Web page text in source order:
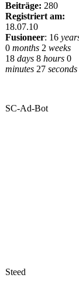
Beiträge: 280
Registriert am:
18.07.10
Fusioneer: 16
0 months 2 weeks
18 days 8 hours 0
minutes 27 seconds
SC-Ad-Bot
Steed